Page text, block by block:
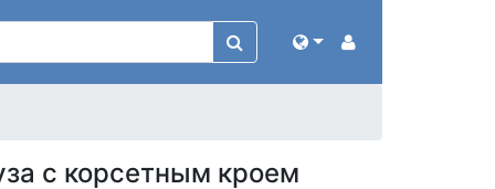
с корсетным кроем